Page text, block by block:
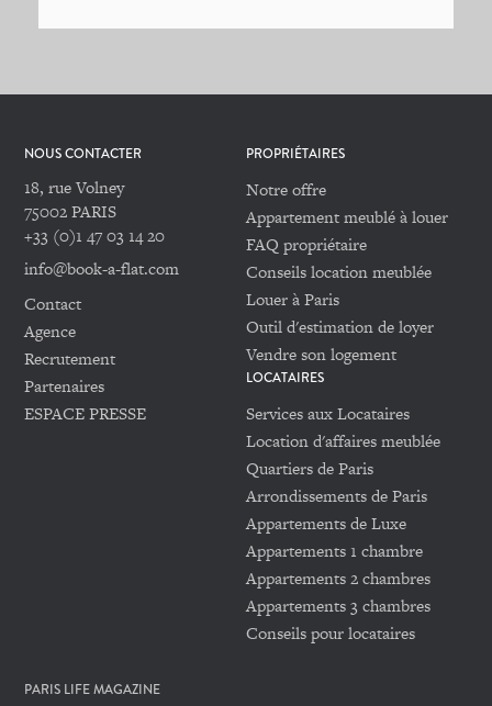
NOUS CONTACTER
18, rue Volney
75002 PARIS
+33 (0)1 47 03 14 20
info@book-a-flat.com
Contact
Agence
Recrutement
Partenaires
ESPACE PRESSE
PROPRIÉTAIRES
Notre offre
Appartement meublé à louer
FAQ propriétaire
Conseils location meublée
Louer à Paris
Outil d'estimation de loyer
Vendre son logement
LOCATAIRES
Services aux Locataires
Location d'affaires meublée
Quartiers de Paris
Arrondissements de Paris
Appartements de Luxe
Appartements 1 chambre
Appartements 2 chambres
Appartements 3 chambres
Conseils pour locataires
PARIS LIFE MAGAZINE